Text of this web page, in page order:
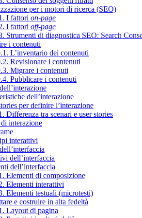
per i motori di ricerca (SEO)
I fattori on-page
I fattori off-page
Strumenti di diagnostica SEO: Search
i contenuti
L’inventario dei contenuti
Revisionare i contenuti
Migrare i contenuti
Pubblicare i contenuti
dell’interazione
per definire l’interazione
Differenza tra scenari e user stories
interazione
interattivi
dell’interfaccia
dell’interfaccia
Elementi di composizione
Elementi interattivi
Elementi testuali (microtesti)
e costruire in alta fedeltà
Layout di pagina